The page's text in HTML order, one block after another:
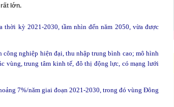
rất lớn.
kỳ 2021-2030, tầm nhìn đến năm 2050, vừa được
công nghiệp hiện đại, thu nhập trung bình cao; mô hình
vùng, trung tâm kinh tế, đô thị động lực, có mạng lưới
7%/năm giai đoạn 2021-2030, trong đó vùng Đông